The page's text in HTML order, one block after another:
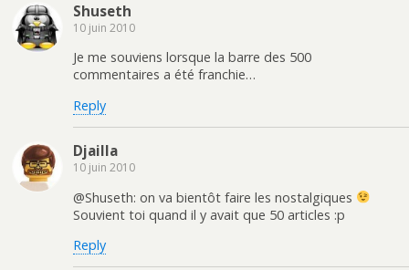
Shuseth
10 juin 2010
Je me souviens lorsque la barre des 500
commentaires a été franchie…
Reply
Djailla
10 juin 2010
@Shuseth: on va bientôt faire les nostalgiques
Souvient toi quand il y avait que 50 articles :p
Reply